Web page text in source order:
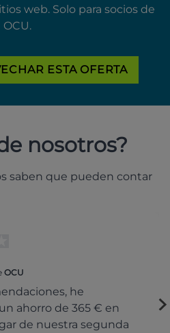
web. Solo para socios de
OCU.
ESTA OFERTA
nosotros?
saben que pueden contar
OCU
he
ahorro de 365 € en
de nuestra segunda